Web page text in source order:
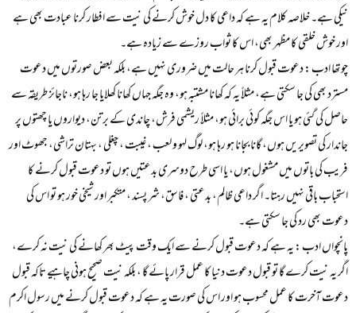
نیکی ہے۔ خلاصہ کلام یہ ہے کہ داعی کا دل خوش کرنے کی نیت سے افطار کرنا عبادت بھی ہے
اور خوش خلقی کا مظہر بھی، اس کا ثواب روزے سے زیادہ ہے۔
چوتھا ادب :دعوت قبول کرنا ہر حالت میں ضروری نہیں ہے، بلکہ بعض صورتوں میں دعوت
مسترد بھی کی جا سکتی ہے، مثلاً یہ کہ کھانا مشتبہ ہو، وہ جگہ جہاں کھانا کھلایا جا رہا ہو، ناجائز طریقہ سے
حاصل کی گئی ہو یا اس جگہ کوئی برائی ہو، مثلاً ریشمی فرش، چاندی کے برتن، دیواروں یا چھتوں پر
جاندار کی تصویریں ہوں، گانا بجانا ہو رہا ہو، لوگ لہو و لعب ، غیبت ، چغلی ، بہتان تراشی، جھوٹ اور
فریب کی باتوں میں مشغول ہوں، یا اسی طرح دوسری بدعتیں ہوں تو دعوت قبول کرنے کا
استحباب باقی نہیں رہتا۔ اگر داعی ظالم، بدعتی ، فاسق، شر پسند ، متکبر اور شیخی خور ہو تو اس کی
دعوت بھی رد کی جا سکتی ہے۔
پانچواں ادب :یہ ہے کہ دعوت قبول کرنے سے ایک وقت پیٹ بھر کھانے کی نیت نہ کرے،
اگر یہ نیت کرے گا تو قبول دعوت دنیا کا عمل قرار پائے گا ، بلکہ نیت صحیح ہونی چاہیے تاکہ قبول
دعوت آخرت کا عمل محسوب ہو اور اس کی صورت یہ ہے کہ دعوت قبول کرنے میں رسول اکرم